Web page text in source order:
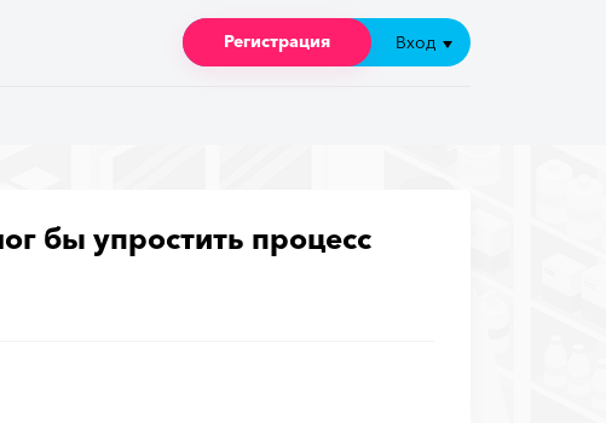
Регистрация Вход
Регистрация Вход
бы упростить процесс